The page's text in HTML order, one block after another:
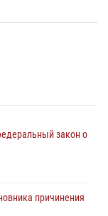
закон о
причинения